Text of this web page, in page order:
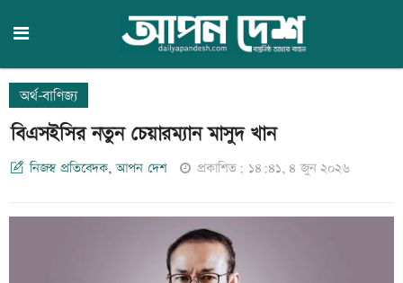
অর্থ-বাণিজ্য
বিএসইসির নতুন চেয়ারম্যান মাসুদ খান
নিজস্ব প্রতিবেদক, আপন দেশ প্রকাশিত: ১৪:৪১, ৪ জুন ২০২৬